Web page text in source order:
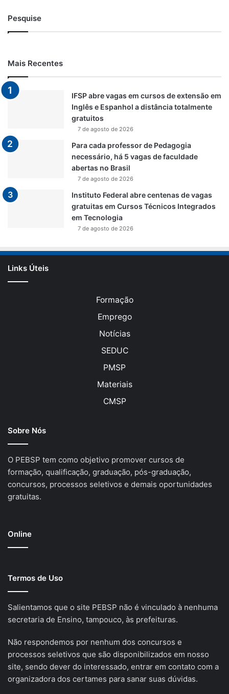
Pesquise
Mais Recentes
IFSP abre vagas em cursos de extensão em
Inglês e Espanhol a distância totalmente
gratuitos
7 de agosto de 2026
Para cada professor de Pedagogia
necessário, há 5 vagas de faculdade
abertas no Brasil
7 de agosto de 2026
Instituto Federal abre centenas de vagas
gratuitas em Cursos Técnicos Integrados
em Tecnologia
7 de agosto de 2026
Links Úteis
Formação
Emprego
Notícias
SEDUC
PMSP
Materiais
CMSP
Sobre Nós
O PEBSP tem como objetivo promover cursos de
formação, qualificação, graduação, pós-graduação,
concursos, processos seletivos e demais oportunidades
gratuitas.
Online
Termos de Uso
Salientamos que o site PEBSP não é vinculado à nenhuma
secretaria de Ensino, tampouco, às prefeituras.
Não respondemos por nenhum dos concursos e
processos seletivos que são disponibilizados em nosso
site, sendo dever do interessado, entrar em contato com a
organizadora dos certames para sanar suas dúvidas.